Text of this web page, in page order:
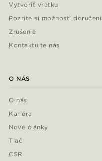
Vytvoriť vratku
Pozrite si možnosti
Zrušenie
Kontaktujte nás
O NÁS
O nás
Kariéra
Nové články
Tlač
CSR